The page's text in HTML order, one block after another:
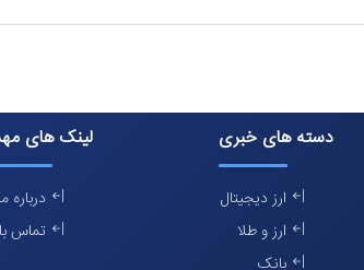
دسته های خبری
ارز دیجیتال
ارز و طلا
بانک
لینک های
درباره ما
تماس